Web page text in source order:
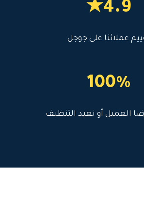
4.9★
عملائنا على جوجل
100%
العميل أو نعيد التنظيف